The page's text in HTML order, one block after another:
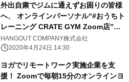
外出自粛でジムに通えずお困りの皆様
へ、 オンラインパーソナル“#おうちト
レーニング CRATE GYM Zoom店”を
スタート！
HANGOUT COMPANY株式会社
2020年4月24日 14:30
ヨガでリモートワーク実施企業を支
援！ Zoomで毎朝15分のオンラインヨ